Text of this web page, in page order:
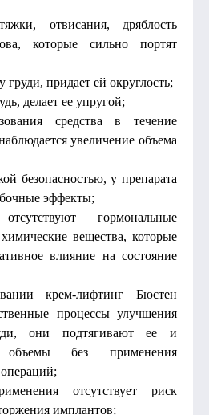
отвисания, дряблость
которые сильно портят
придает ей округлость;
делает ее упругой;
средства в течение
увеличение объема
безопасностью, у препарата
эффекты;
гормональные
вещества, которые
влияние на состояние
крем-лифтинг Бюстен
процессы улучшения
они подтягивают ее и
объемы без применения
отсутствует риск
имплантов;